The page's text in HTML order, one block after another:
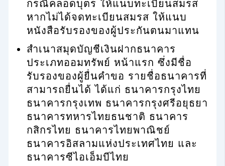
กรณีคลอดบุตร ให้แนบทะเบียนสมรส
หากไม่ได้จดทะเบียนสมรส ให้แนบ
หนังสือรับรองของผู้ประกันตนมาแทน
สำเนาสมุดบัญชีเงินฝากธนาคาร
ประเภทออมทรัพย์ หน้าแรก ซึ่งมีชื่อ
รับรองของผู้ยื่นคำขอ รายชื่อธนาคารที่
สามารถยื่นได้ ได้แก่ ธนาคารกรุงไทย
ธนาคารกรุงเทพ ธนาคารกรุงศรีอยุธยา
ธนาคารทหารไทยธนชาติ ธนาคาร
กสิกรไทย ธนาคารไทยพาณิชย์
ธนาคารอิสลามแห่งประเทศไทย และ
ธนาคารซีไอเอ็มบีไทย